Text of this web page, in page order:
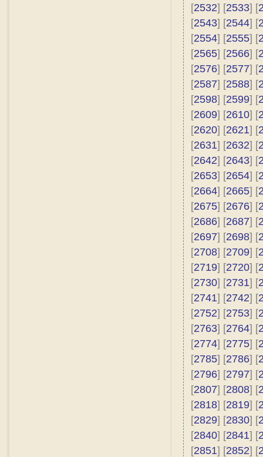
[2532] [2533] [
[2543] [2544] [
[2554] [2555] [
[2565] [2566] [
[2576] [2577] [
[2587] [2588] [
[2598] [2599] [
[2609] [2610] [
[2620] [2621] [
[2631] [2632] [
[2642] [2643] [
[2653] [2654] [
[2664] [2665] [
[2675] [2676] [
[2686] [2687] [
[2697] [2698] [
[2708] [2709] [
[2719] [2720] [
[2730] [2731] [
[2741] [2742] [
[2752] [2753] [
[2763] [2764] [
[2774] [2775] [
[2785] [2786] [
[2796] [2797] [
[2807] [2808] [
[2818] [2819] [
[2829] [2830] [
[2840] [2841] [
[2851] [2852] [